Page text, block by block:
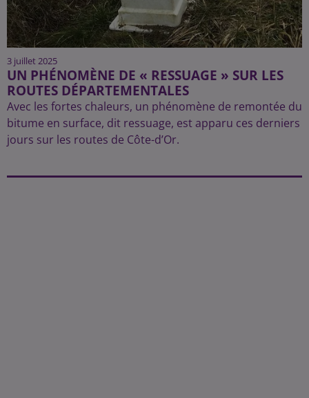
3 juillet 2025
UN PHÉNOMÈNE DE « RESSUAGE » SUR LES
ROUTES DÉPARTEMENTALES
Avec les fortes chaleurs, un phénomène de remontée du
bitume en surface, dit ressuage, est apparu ces derniers
jours sur les routes de Côte-d’Or.